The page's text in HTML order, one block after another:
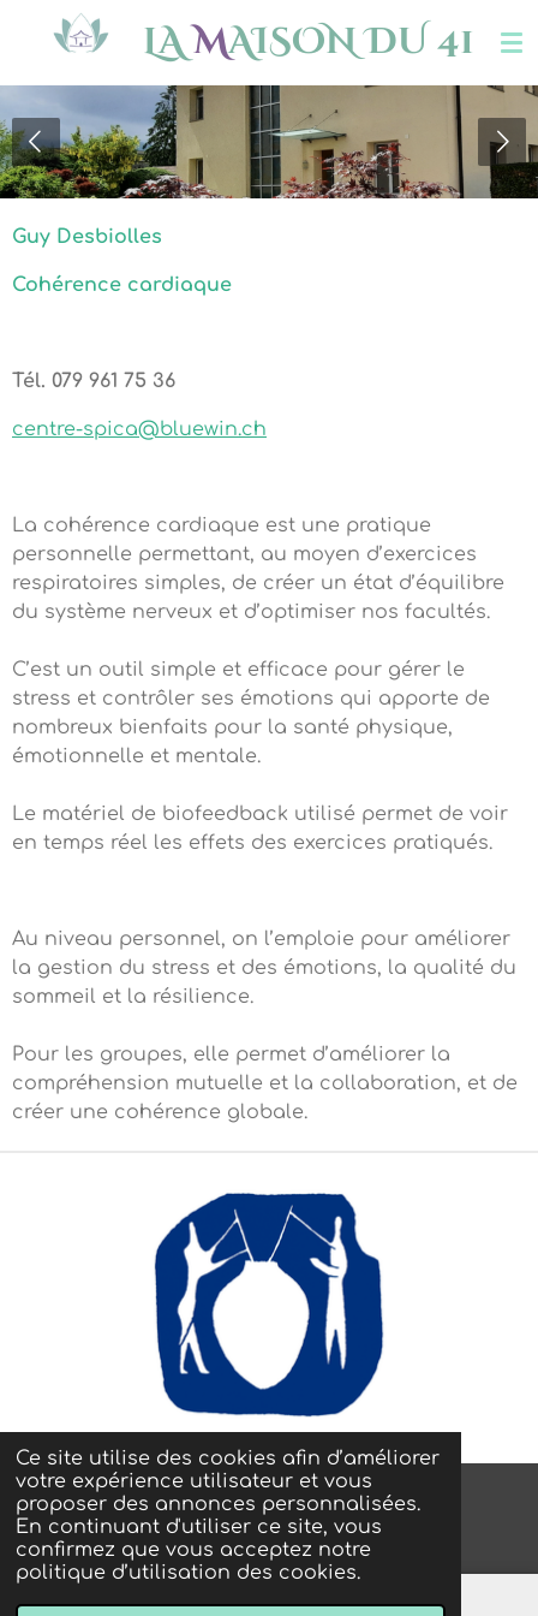
Ce site utilise des cookies afin d’améliorer
votre expérience utilisateur et vous
proposer des annonces personnalisées.
En continuant d'utiliser ce site, vous
confirmez que vous acceptez notre
politique d’utilisation des cookies.
Passer
contenu
LAMAISON DU 41
Guy Desbiolles
Cohérence cardiaque
Tél. 079 961 75 36
centre-spica@bluewin.ch
La cohérence cardiaque est une pratique
personnelle permettant, au moyen d’exercices
respiratoires simples, de créer un état d’équilibre
du système nerveux et d’optimiser nos facultés.
C’est un outil simple et efficace pour gérer le
stress et contrôler ses émotions qui apporte de
nombreux bienfaits pour la santé physique,
émotionnelle et mentale.
Le matériel de biofeedback utilisé permet de voir
en temps réel les effets des exercices pratiqués.
Au niveau personnel, on l’emploie pour améliorer
la gestion du stress et des émotions, la qualité du
sommeil et la résilience.
Pour les groupes, elle permet d’améliorer la
compréhension mutuelle et la collaboration, et de
créer une cohérence globale.
© 2022 - 2026 La Maison du 41
Propulsé par Webador